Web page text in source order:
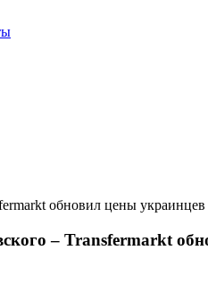
обновил цены
– Transfermarkt